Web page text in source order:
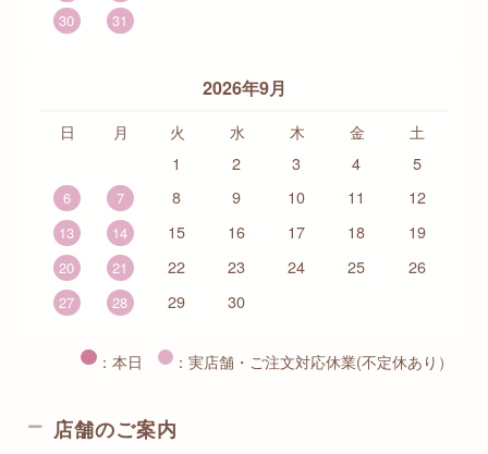
30 31
2026年9月
日 月 火 水 木 金
土
1
2 3 4 5
6 7 8 9 10 11 12
13 14 15 16 17 18 19
20 21 22 23 24 25 26
27 28 29 30
：本日 ：実店舗・ご注文対応休業(不定休あり）
店舗のご案内